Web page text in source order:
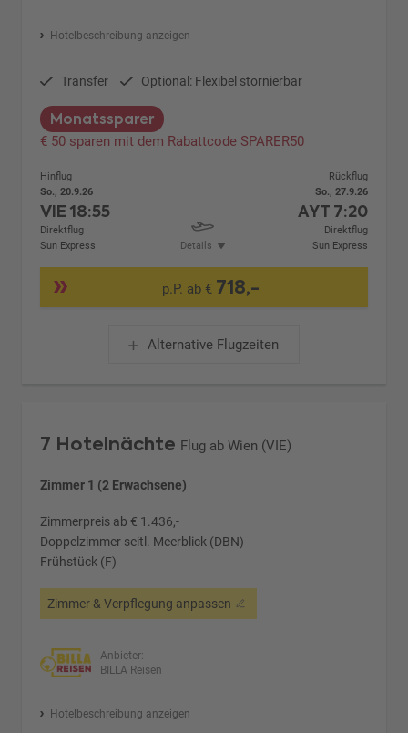
Hotelbeschreibung anzeigen
Transfer Optional: Flexibel stornierbar
Monatssparer
€ 50 sparen mit dem Rabattcode SPARER50
Hinflug
So., 20.9.26
VIE18:55
Direktflug
Sun Express
Details
Rückflug
So., 27.9.26
AYT 7:20
Direktflug
Sun Express
p.P. ab € 718,-
Alternative Flugzeiten
7 Hotelnächte Flug ab Wien (VIE)
Zimmer 1 (2 Erwachsene)
Zimmerpreis ab € 1.436,-
Doppelzimmer seitl. Meerblick (DBN)
Frühstück (F)
Zimmer & Verpflegung anpassen
Anbieter:
BILLA Reisen
Hotelbeschreibung anzeigen